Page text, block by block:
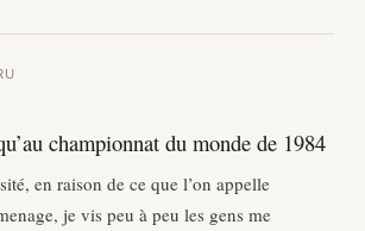
championnat du monde de 1984
en raison de ce que l’on appelle
je vis peu à peu les gens me